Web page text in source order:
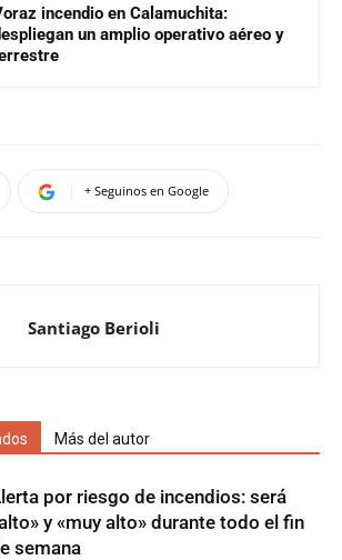
incendio en Calamuchita:
un amplio operativo aéreo y
+ Seguinos en Google
Santiago Berioli
Más del autor
por riesgo de incendios: será
y «muy alto» durante todo el fin
semana